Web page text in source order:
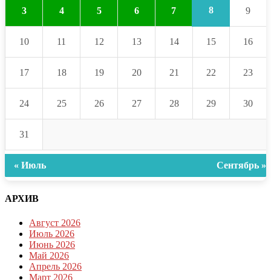
3 4 5 6 7 8 9
10 11 12 13 14 15 16
17 18 19 20 21 22 23
24 25 26 27 28 29 30
31
« Июль Сентябрь »
АРХИВ
Август 2026
Июль 2026
Июнь 2026
Май 2026
Апрель 2026
Март 2026